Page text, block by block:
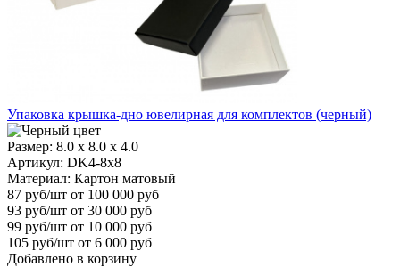
Упаковка крышка-дно ювелирная для комплектов (черный)
Размер: 8.0 x 8.0 x 4.0
Артикул: DK4-8x8
Материал: Картон матовый
87 руб/шт от 100 000 руб
93 руб/шт от 30 000 руб
99 руб/шт от 10 000 руб
105 руб/шт от 6 000 руб
Добавлено в корзину